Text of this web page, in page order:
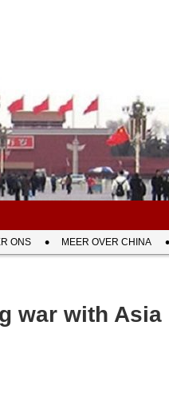
ONS MEER OVER CHINA
war with Asia